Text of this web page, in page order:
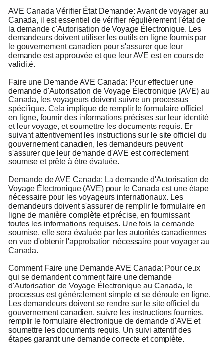
AVE Canada Vérifier État Demande: Avant de voyager au
Canada, il est essentiel de vérifier régulièrement l'état de
la demande d'Autorisation de Voyage Électronique. Les
demandeurs doivent utiliser les outils en ligne fournis par
le gouvernement canadien pour s'assurer que leur
demande est approuvée et que leur AVE est en cours de
validité.
Faire une Demande AVE Canada: Pour effectuer une
demande d'Autorisation de Voyage Électronique (AVE) au
Canada, les voyageurs doivent suivre un processus
spécifique. Cela implique de remplir le formulaire officiel
en ligne, fournir des informations précises sur leur identité
et leur voyage, et soumettre les documents requis. En
suivant attentivement les instructions sur le site officiel du
gouvernement canadien, les demandeurs peuvent
s'assurer que leur demande d'AVE est correctement
soumise et prête à être évaluée.
Demande de AVE Canada: La demande d'Autorisation de
Voyage Électronique (AVE) pour le Canada est une étape
nécessaire pour les voyageurs internationaux. Les
demandeurs doivent s'assurer de remplir le formulaire en
ligne de manière complète et précise, en fournissant
toutes les informations requises. Une fois la demande
soumise, elle sera évaluée par les autorités canadiennes
en vue d'obtenir l'approbation nécessaire pour voyager au
Canada.
Comment Faire une Demande AVE Canada: Pour ceux
qui se demandent comment faire une demande
d'Autorisation de Voyage Électronique au Canada, le
processus est généralement simple et se déroule en ligne.
Les demandeurs doivent se rendre sur le site officiel du
gouvernement canadien, suivre les instructions fournies,
remplir le formulaire électronique de demande d'AVE et
soumettre les documents requis. Un suivi attentif des
étapes garantit une demande correcte et complète.